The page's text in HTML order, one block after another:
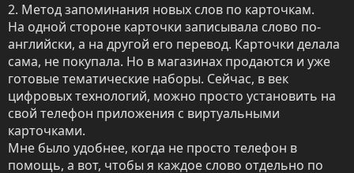
2. Метод запоминания новых слов по карточкам.
На одной стороне карточки записывала слово по-
английски, а на другой его перевод. Карточки делала
сама, не покупала. Но в магазинах продаются и уже
готовые тематические наборы. Сейчас, в век
цифровых технологий, можно просто установить на
свой телефон приложения с виртуальными
карточками.
Мне было удобнее, когда не просто телефон в
помощь, а вот, чтобы я каждое слово отдельно по